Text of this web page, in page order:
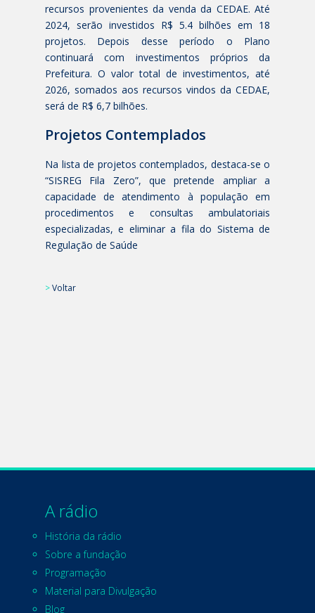
recursos provenientes da venda da CEDAE. Até
2024, serão investidos R$ 5.4 bilhões em 18
projetos. Depois desse período o Plano
continuará com investimentos próprios da
Prefeitura. O valor total de investimentos, até
2026, somados aos recursos vindos da CEDAE,
será de R$ 6,7 bilhões.
Projetos Contemplados
Na lista de projetos contemplados, destaca-se o
“SISREG Fila Zero”, que pretende ampliar a
capacidade de atendimento à população em
procedimentos e consultas ambulatoriais
especializadas, e eliminar a fila do Sistema de
Regulação de Saúde
>Voltar
A rádio
História da rádio
Sobre a fundação
Programação
Material para Divulgação
Blog